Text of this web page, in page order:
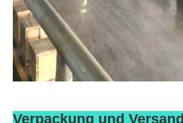
Verpackung und Versand